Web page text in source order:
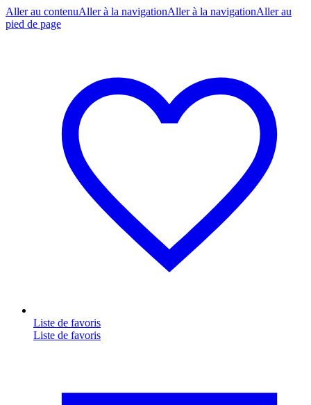
Aller au contenuAller à la navigationAller à la navigationAller au
pied de page
Liste de favoris